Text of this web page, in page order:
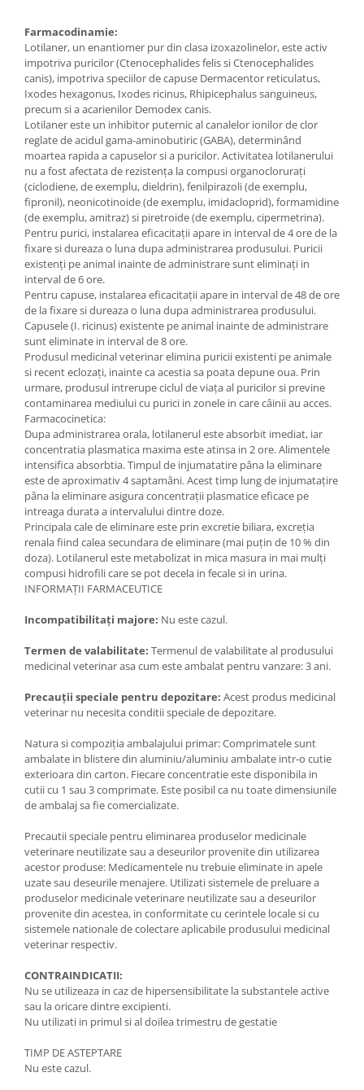
Farmacodinamie:
Lotilaner, un enantiomer pur din clasa izoxazolinelor, este activ
impotriva puricilor (Ctenocephalides felis si Ctenocephalides
canis), impotriva speciilor de capuse Dermacentor reticulatus,
Ixodes hexagonus, Ixodes ricinus, Rhipicephalus sanguineus,
precum si a acarienilor Demodex canis.
Lotilaner este un inhibitor puternic al canalelor ionilor de clor
reglate de acidul gama-aminobutiric (GABA), determinând
moartea rapida a capuselor si a puricilor. Activitatea lotilanerului
nu a fost afectata de rezistența la compusi organoclorurați
(ciclodiene, de exemplu, dieldrin), fenilpirazoli (de exemplu,
fipronil), neonicotinoide (de exemplu, imidacloprid), formamidine
(de exemplu, amitraz) si piretroide (de exemplu, cipermetrina).
Pentru purici, instalarea eficacitații apare in interval de 4 ore de la
fixare si dureaza o luna dupa administrarea produsului. Puricii
existenți pe animal inainte de administrare sunt eliminați in
interval de 6 ore.
Pentru capuse, instalarea eficacitații apare in interval de 48 de ore
de la fixare si dureaza o luna dupa administrarea produsului.
Capusele (I. ricinus) existente pe animal inainte de administrare
sunt eliminate in interval de 8 ore.
Produsul medicinal veterinar elimina puricii existenti pe animale
si recent eclozați, inainte ca acestia sa poata depune oua. Prin
urmare, produsul intrerupe ciclul de viața al puricilor si previne
contaminarea mediului cu purici in zonele in care câinii au acces.
Farmacocinetica:
Dupa administrarea orala, lotilanerul este absorbit imediat, iar
concentratia plasmatica maxima este atinsa in 2 ore. Alimentele
intensifica absorbtia. Timpul de injumatatire pâna la eliminare
este de aproximativ 4 saptamâni. Acest timp lung de injumatațire
pâna la eliminare asigura concentrații plasmatice eficace pe
intreaga durata a intervalului dintre doze.
Principala cale de eliminare este prin excretie biliara, excreția
renala fiind calea secundara de eliminare (mai puțin de 10 % din
doza). Lotilanerul este metabolizat in mica masura in mai mulți
compusi hidrofili care se pot decela in fecale si in urina.
INFORMAȚII FARMACEUTICE
Incompatibilitați majore: Nu este cazul.
Termen de valabilitate: Termenul de valabilitate al produsului
medicinal veterinar asa cum este ambalat pentru vanzare: 3 ani.
Precauții speciale pentru depozitare: Acest produs medicinal
veterinar nu necesita conditii speciale de depozitare.
Natura si compoziția ambalajului primar: Comprimatele sunt
ambalate in blistere din aluminiu/aluminiu ambalate intr-o cutie
exterioara din carton. Fiecare concentratie este disponibila in
cutii cu 1 sau 3 comprimate. Este posibil ca nu toate dimensiunile
de ambalaj sa fie comercializate.
Precautii speciale pentru eliminarea produselor medicinale
veterinare neutilizate sau a deseurilor provenite din utilizarea
acestor produse: Medicamentele nu trebuie eliminate in apele
uzate sau deseurile menajere. Utilizati sistemele de preluare a
produselor medicinale veterinare neutilizate sau a deseurilor
provenite din acestea, in conformitate cu cerintele locale si cu
sistemele nationale de colectare aplicabile produsului medicinal
veterinar respectiv.
CONTRAINDICATII:
Nu se utilizeaza in caz de hipersensibilitate la substantele active
sau la oricare dintre excipienti.
Nu utilizati in primul si al doilea trimestru de gestatie
TIMP DE ASTEPTARE
Nu este cazul.